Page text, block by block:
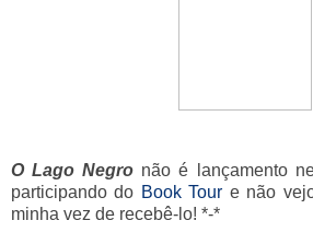
O Lago Negro não é lançamento
participando do Book Tour e não
minha vez de recebê-lo! *-*